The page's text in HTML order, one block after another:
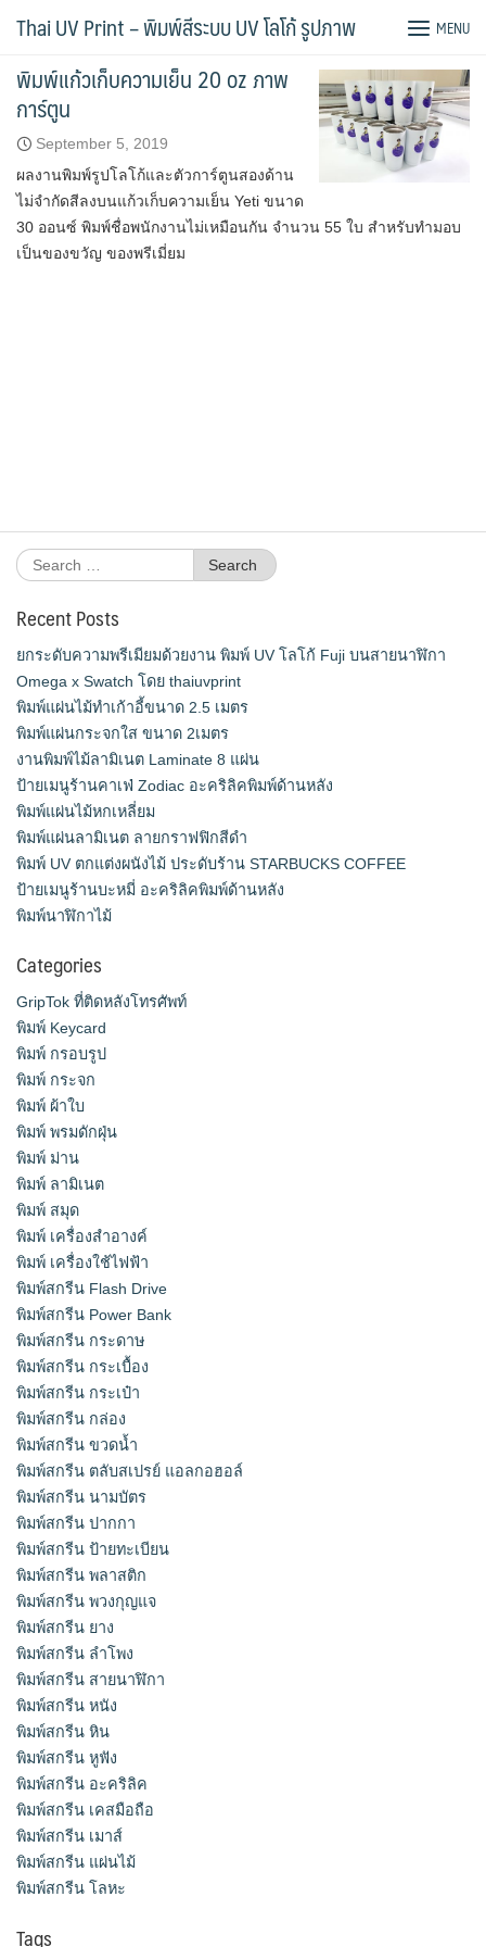
Thai UV Print – พิมพ์สีระบบ UV โลโก้ รูปภาพ MENU
Tag:พิมพ์แก้ว
พิมพ์แก้วเก็บความเย็น 20 oz ภาพ
การ์ตูน
September 5, 2019
ผลงานพิมพ์รูปโลโก้และตัวการ์ตูนสองด้าน
ไม่จำกัดสีลงบนแก้วเก็บความเย็น Yeti ขนาด
30 ออนซ์ พิมพ์ชื่อพนักงานไม่เหมือนกัน จำนวน 55 ใบ สำหรับทำมอบ
เป็นของขวัญ ของพรีเมี่ยม
Search
for:
Recent Posts
ยกระดับความพรีเมียมด้วยงาน พิมพ์ UV โลโก้ Fuji บนสายนาฬิกา
Omega x Swatch โดย thaiuvprint
พิมพ์แผ่นไม้ทำเก้าอี้ขนาด 2.5 เมตร
พิมพ์แผ่นกระจกใส ขนาด 2เมตร
งานพิมพ์ไม้ลามิเนต Laminate 8 แผ่น
ป้ายเมนูร้านคาเฟ่ Zodiac อะคริลิคพิมพ์ด้านหลัง
พิมพ์แผ่นไม้หกเหลี่ยม
พิมพ์แผ่นลามิเนต ลายกราฟฟิกสีดำ
พิมพ์ UV ตกแต่งผนังไม้ ประดับร้าน STARBUCKS COFFEE
ป้ายเมนูร้านบะหมี่ อะคริลิคพิมพ์ด้านหลัง
พิมพ์นาฬิกาไม้
Categories
GripTok ที่ติดหลังโทรศัพท์
พิมพ์ Keycard
พิมพ์ กรอบรูป
พิมพ์ กระจก
พิมพ์ ผ้าใบ
พิมพ์ พรมดักฝุ่น
พิมพ์ ม่าน
พิมพ์ ลามิเนต
พิมพ์ สมุด
พิมพ์ เครื่องสําอางค์
พิมพ์ เครื่องใช้ไฟฟ้า
พิมพ์สกรีน Flash Drive
พิมพ์สกรีน Power Bank
พิมพ์สกรีน กระดาษ
พิมพ์สกรีน กระเบื้อง
พิมพ์สกรีน กระเป๋า
พิมพ์สกรีน กล่อง
พิมพ์สกรีน ขวดน้ำ
พิมพ์สกรีน ตลับสเปรย์ แอลกอฮอล์
พิมพ์สกรีน นามบัตร
พิมพ์สกรีน ปากกา
พิมพ์สกรีน ป้ายทะเบียน
พิมพ์สกรีน พลาสติก
พิมพ์สกรีน พวงกุญแจ
พิมพ์สกรีน ยาง
พิมพ์สกรีน ลำโพง
พิมพ์สกรีน สายนาฬิกา
พิมพ์สกรีน หนัง
พิมพ์สกรีน หิน
พิมพ์สกรีน หูฟัง
พิมพ์สกรีน อะคริลิค
พิมพ์สกรีน เคสมือถือ
พิมพ์สกรีน เมาส์
พิมพ์สกรีน แผ่นไม้
พิมพ์สกรีน โลหะ
Tags